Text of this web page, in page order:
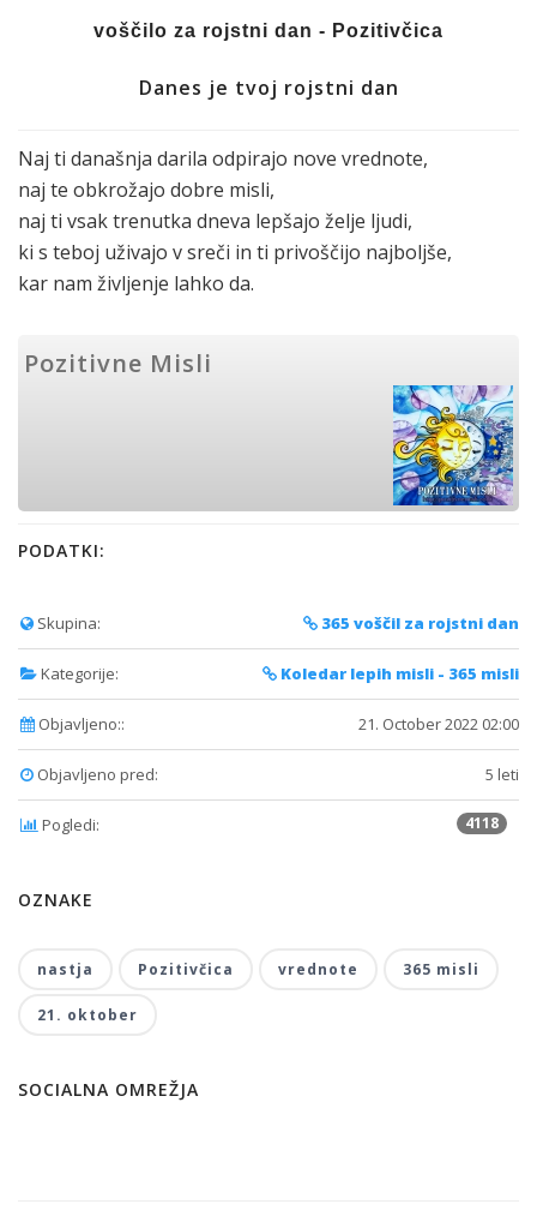
voščilo za rojstni dan - Pozitivčica
Danes je tvoj rojstni dan
Naj ti današnja darila odpirajo nove vrednote,
naj te obkrožajo dobre misli,
naj ti vsak trenutka dneva lepšajo želje ljudi,
ki s teboj uživajo v sreči in ti privoščijo najboljše,
kar nam življenje lahko da.
Pozitivne Misli
PODATKI:
Skupina: 365 voščil za rojstni dan
Kategorije: Koledar lepih misli - 365 misli
Objavljeno:: 21. October 2022 02:00
Objavljeno pred: 5 leti
Pogledi: 4118
OZNAKE
nastja Pozitivčica vrednote 365 misli
21. oktober
SOCIALNA OMREŽJA